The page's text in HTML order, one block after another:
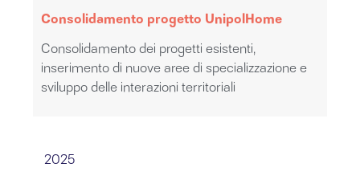
Consolidamento progetto UnipolHome
Consolidamento dei progetti esistenti,
inserimento di nuove aree di specializzazione e
sviluppo delle interazioni territoriali
2025